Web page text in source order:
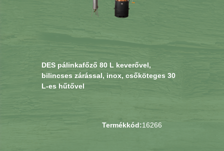
DES pálinkafőző 80 L keverővel,
bilincses zárással, inox, csőköteges 30
L-es hűtővel
Termékkód:16266